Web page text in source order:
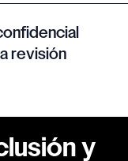
revisión
y